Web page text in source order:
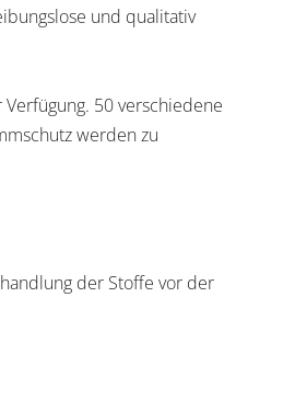
und qualitativ
50 verschiedene
werden zu
der Stoffe vor der